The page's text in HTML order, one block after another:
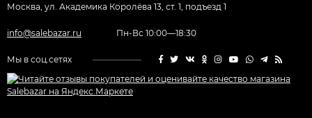
Москва, ул. Академика Королёва 13, ст. 1, подъезд 1
info@salebazar.ru Пн-Вс 10:00—18:30
Мы в соц.сетях